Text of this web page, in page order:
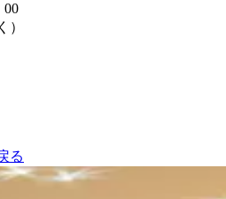
00
）
る